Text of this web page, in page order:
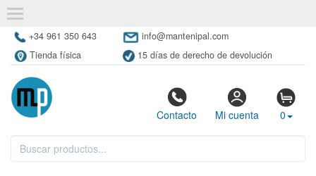
+34 961 350 643
info@mantenipal.com
Tienda física
15 días de derecho de devolución
Contacto Mi cuenta 0